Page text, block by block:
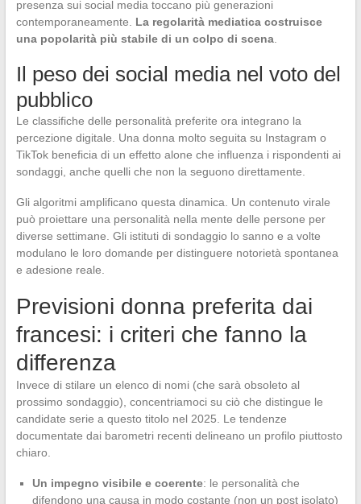
presenza sui social media toccano più generazioni
contemporaneamente. La regolarità mediatica costruisce
una popolarità più stabile di un colpo di scena.
Il peso dei social media nel voto del
pubblico
Le classifiche delle personalità preferite ora integrano la
percezione digitale. Una donna molto seguita su Instagram o
TikTok beneficia di un effetto alone che influenza i rispondenti ai
sondaggi, anche quelli che non la seguono direttamente.
Gli algoritmi amplificano questa dinamica. Un contenuto virale
può proiettare una personalità nella mente delle persone per
diverse settimane. Gli istituti di sondaggio lo sanno e a volte
modulano le loro domande per distinguere notorietà spontanea
e adesione reale.
Previsioni donna preferita dai
francesi: i criteri che fanno la
differenza
Invece di stilare un elenco di nomi (che sarà obsoleto al
prossimo sondaggio), concentriamoci su ciò che distingue le
candidate serie a questo titolo nel 2025. Le tendenze
documentate dai barometri recenti delineano un profilo piuttosto
chiaro.
Un impegno visibile e coerente: le personalità che
difendono una causa in modo costante (non un post isolato)